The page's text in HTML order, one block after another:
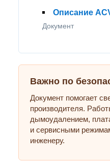
Описание
Документ
Важно по
Документ помогает
производителя.
дымоудалением,
и сервисными
инженеру.